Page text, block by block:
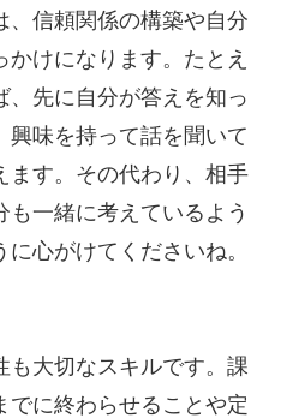
、信頼関係の構築や自分
けになります。たとえ
、先に自分が答えを知っ
興味を持って話を聞いて
ます。その代わり、相手
一緒に考えているよう
心がけてくださいね。
も大切なスキルです。課
でに終わらせることや定